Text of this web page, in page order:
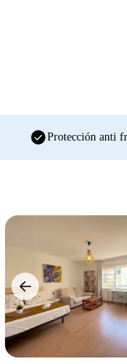
check_circleProtección anti